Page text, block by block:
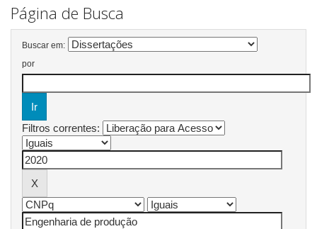
Página de Busca
Buscar em:
por
Filtros correntes: